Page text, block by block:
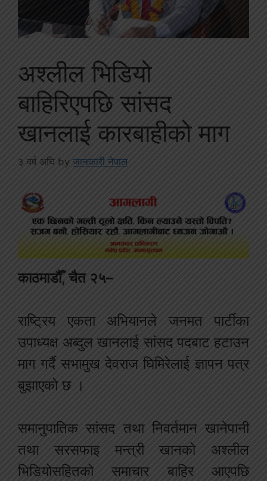
अश्लील भिडियो
बाहिरिएपछि सांसद
खानलाई कारबाहीको माग
३ वर्ष अघि by जानकारी नेपाल
काठमाडौँ, चैत २५–
राष्ट्रिय एकता अभियानले जनमत पार्टीका
उपाध्यक्ष अब्दुल खानलाई सांसद पदबाट हटाउन
माग गर्दै सभामुख देवराज घिमिरेलाई ज्ञापन पत्र
बुझाएको छ ।
समानुपातिक सांसद तथा निवर्तमान खानेपानी
तथा सरसफाइ मन्त्री खानको अश्लील
भिडियोसहितको समाचार बाहिर आएपछि